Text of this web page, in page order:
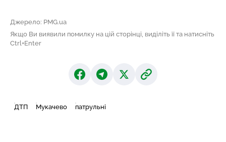
Джерело: PMG.ua
Якщо Ви виявили помилку на цій сторінці, виділіть її та натисніть
Ctrl+Enter
ДТП Мукачево патрульні